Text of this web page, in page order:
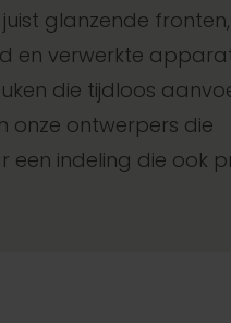
glanzende
en verwerkte
die tijdloos
onze ontwerpers die
een indeling die ook